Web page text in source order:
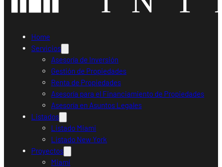
Home
Servicios
Asesoría de Inversión
Gestión de Propiedades
Renta de Propiedades
Asesoría para el Financiamiento de Propiedades
Asesoría en Asuntos Legales
Listados
Listado Miami
Listado New York
Proyectos
Miami